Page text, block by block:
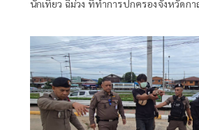
นักเที่ยว ฉี่ม่วง ที่ทำการปกครองจังหวัดกาญจนบุรี และอําเภอ
ยาเสพติด